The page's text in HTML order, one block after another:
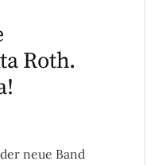
Roth.
neue Band